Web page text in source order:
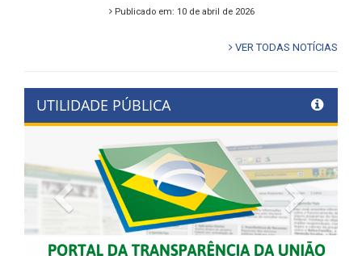
Publicado em: 10 de abril de 2026
VER TODAS NOTÍCIAS
UTILIDADE PÚBLICA
Previous Next